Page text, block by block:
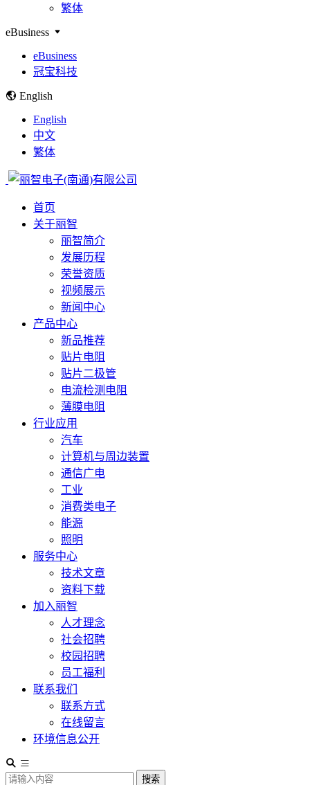
繁体
eBusiness
eBusiness
冠宝科技
English
English
中文
繁体
首页
关于丽智
丽智简介
发展历程
荣誉资质
视频展示
新闻中心
产品中心
新品推荐
贴片电阻
贴片二极管
电流检测电阻
薄膜电阻
行业应用
汽车
计算机与周边装置
通信广电
工业
消费类电子
能源
照明
服务中心
技术文章
资料下载
加入丽智
人才理念
社会招聘
校园招聘
员工福利
联系我们
联系方式
在线留言
环境信息公开
搜索